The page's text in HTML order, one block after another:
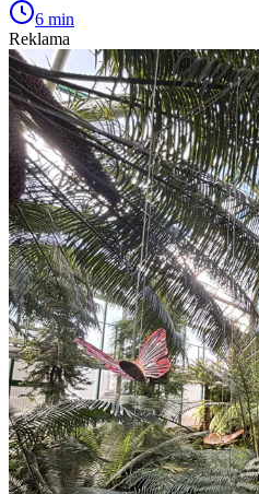
6 min
Reklama